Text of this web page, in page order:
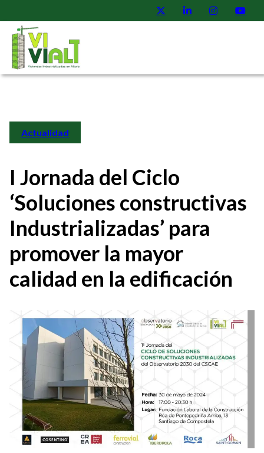
Actualidad
I Jornada del Ciclo
‘Soluciones constructivas
Industrializadas’ para
promover la mayor
calidad en la edificación